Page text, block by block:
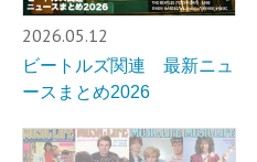
2026.05.12
ビートルズ関連 最新ニュ
ースまとめ2026